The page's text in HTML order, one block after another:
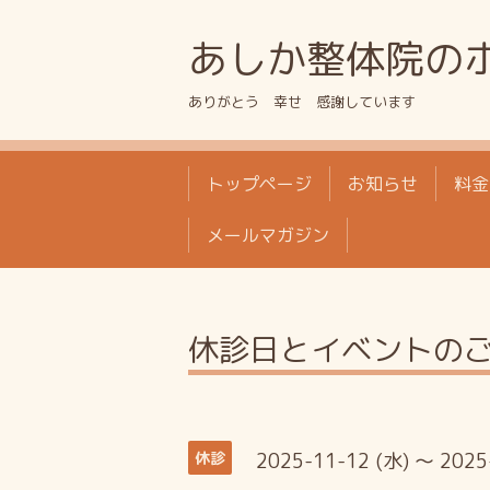
あしか整体院の
ありがとう 幸せ 感謝しています
トップページ お知らせ 料金
メールマガジン
休診日とイベントの
休診 2025-11-12 (水) ～